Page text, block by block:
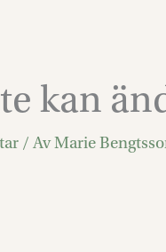
kan
/ AvMarie